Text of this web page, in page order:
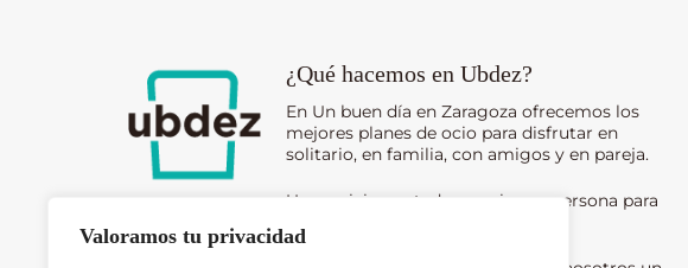
Valoramos tu privacidad
¿Qué hacemos en Ubdez?
En Un buen día en Zaragoza ofrecemos los
mejores planes de ocio para disfrutar en
solitario, en familia, con amigos y en pareja.
Un servicio contado en primera persona para